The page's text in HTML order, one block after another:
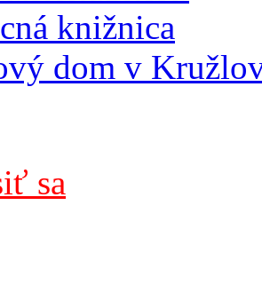
knižnica
dom v
sa